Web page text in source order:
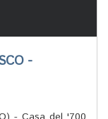
-